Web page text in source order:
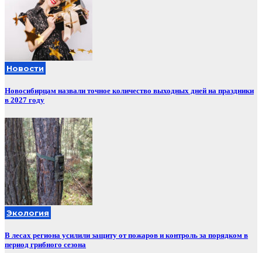
Новости
Новосибирцам назвали точное количество выходных дней на праздники
в 2027 году
Экология
В лесах региона усилили защиту от пожаров и контроль за порядком в
период грибного сезона